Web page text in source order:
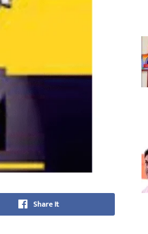
Share It